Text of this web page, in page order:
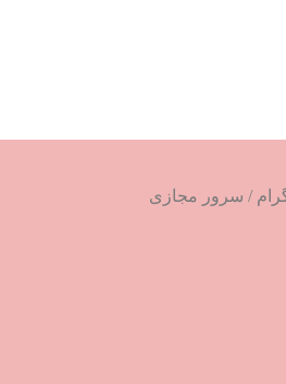
/ سرور مجازی